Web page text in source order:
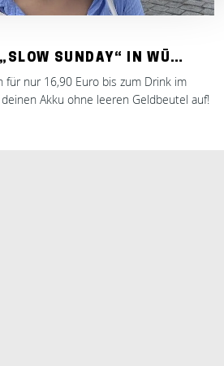
SUNDAY“ IN WÜ…
für nur 16,90 Euro bis zum Drink im
Akku ohne leeren Geldbeutel auf!